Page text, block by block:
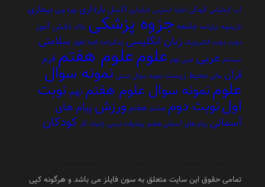
آب آزمایشی آلودگی اجاره استرس انبارداری اکسلبارداری بهره وری بیماری
تاریخچه ترازنامه جامعه جزوه پزشکی خاک دانش آموز
دولت دولت الکترونیک زبان انگلیسی زندگینامه ائمه اطهار سلامتی
سیستم عربی عربی نهم علومعلوم هفتمفرم
قرآن مالی محیط زیست نمونه سوال تستی نمونه سوال
علومنمونه سوال علوم هفتمنهم نوبت
اولنوبت دوم هشتم هفتم ورزشپیام های
آسمانی پیام های آسمانی هفتم پیشرفت درسی ژنتیک کار کودکان
تمامی حقوق این سایت متعلق به سون فایلز می باشد و هرگونه کپی